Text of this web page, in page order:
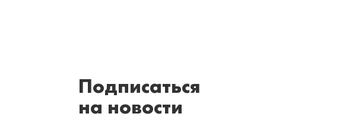
Подписаться
на новости